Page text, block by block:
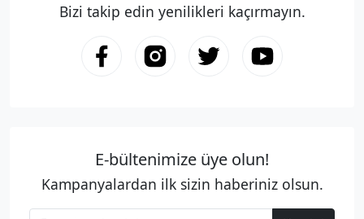
Bizi takip edin yenilikleri kaçırmayın.
E-bültenimize üye olun!
Kampanyalardan ilk sizin haberiniz olsun.